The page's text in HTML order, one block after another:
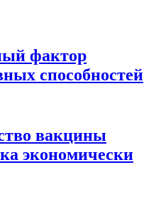
фактор
способностей
вакцины
экономически